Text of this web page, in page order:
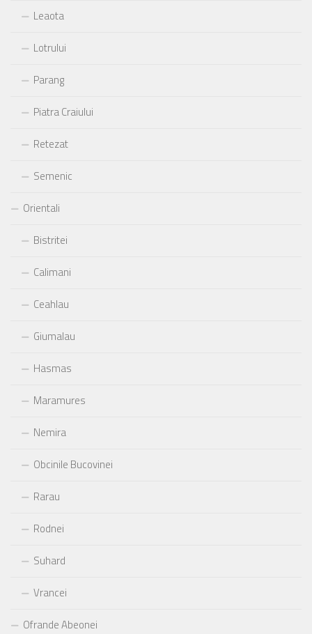
Leaota
Lotrului
Parang
Piatra Craiului
Retezat
Semenic
Orientali
Bistritei
Calimani
Ceahlau
Giumalau
Hasmas
Maramures
Nemira
Obcinile Bucovinei
Rarau
Rodnei
Suhard
Vrancei
Ofrande Abeonei